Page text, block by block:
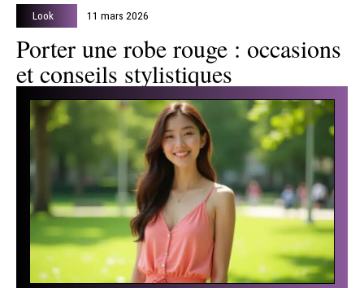
Look 11 mars 2026
Porter une robe rouge : occasions
et conseils stylistiques